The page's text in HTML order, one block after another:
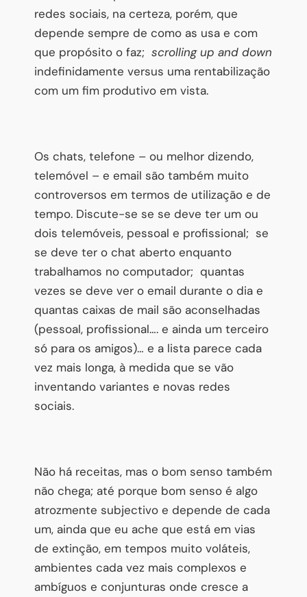
redes sociais, na certeza, porém, que
depende sempre de como as usa e com
que propósito o faz; scrolling up and down
indefinidamente versus uma rentabilização
com um fim produtivo em vista.
Os chats, telefone – ou melhor dizendo,
telemóvel – e email são também muito
controversos em termos de utilização e de
tempo. Discute-se se se deve ter um ou
dois telemóveis, pessoal e profissional; se
se deve ter o chat aberto enquanto
trabalhamos no computador; quantas
vezes se deve ver o email durante o dia e
quantas caixas de mail são aconselhadas
(pessoal, profissional…. e ainda um terceiro
só para os amigos)… e a lista parece cada
vez mais longa, à medida que se vão
inventando variantes e novas redes
sociais.
Não há receitas, mas o bom senso também
não chega; até porque bom senso é algo
atrozmente subjectivo e depende de cada
um, ainda que eu ache que está em vias
de extinção, em tempos muito voláteis,
ambientes cada vez mais complexos e
ambíguos e conjunturas onde cresce a